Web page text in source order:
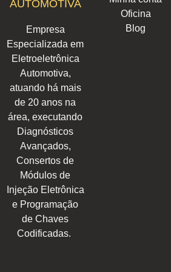
AUTOMOTIVA
Empresa
Especializada em
Eletroeletrônica
Automotiva,
atuando há mais
de 20 anos na
área, executando
Diagnósticos
Avançados,
Consertos de
Módulos de
Injeção Eletrônica
e Programação
de Chaves
Codificadas.
Oficina
Blog